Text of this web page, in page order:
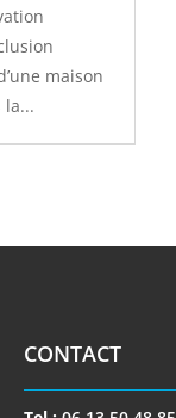
maison
la...
CONTACT